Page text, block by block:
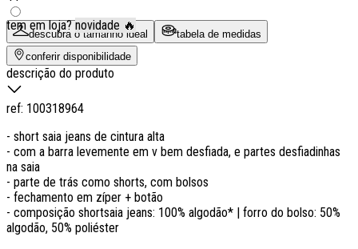
descubra o tamanho ideal tabela de medidas
tem em loja? novidade 🔥
conferir disponibilidade
descrição do produto
ref: 100318964
- short saia jeans de cintura alta
- com a barra levemente em v bem desfiada, e partes desfiadinhas
na saia
- parte de trás como shorts, com bolsos
- fechamento em zíper + botão
- composição shortsaia jeans: 100% algodão* | forro do bolso: 50%
algodão, 50% poliéster